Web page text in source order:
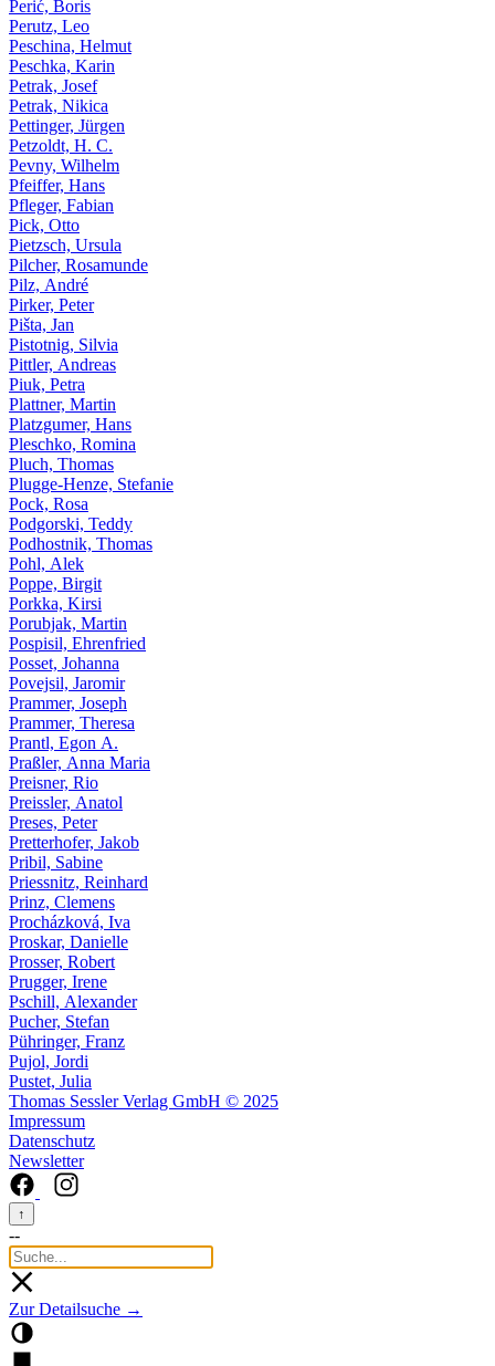
Perić, Boris
Perutz, Leo
Peschina, Helmut
Peschka, Karin
Petrak, Josef
Petrak, Nikica
Pettinger, Jürgen
Petzoldt, H. C.
Pevny, Wilhelm
Pfeiffer, Hans
Pfleger, Fabian
Pick, Otto
Pietzsch, Ursula
Pilcher, Rosamunde
Pilz, André
Pirker, Peter
Pišta, Jan
Pistotnig, Silvia
Pittler, Andreas
Piuk, Petra
Plattner, Martin
Platzgumer, Hans
Pleschko, Romina
Pluch, Thomas
Plugge-Henze, Stefanie
Pock, Rosa
Podgorski, Teddy
Podhostnik, Thomas
Pohl, Alek
Poppe, Birgit
Porkka, Kirsi
Porubjak, Martin
Pospisil, Ehrenfried
Posset, Johanna
Povejsil, Jaromir
Prammer, Joseph
Prammer, Theresa
Prantl, Egon A.
Praßler, Anna Maria
Preisner, Rio
Preissler, Anatol
Preses, Peter
Pretterhofer, Jakob
Pribil, Sabine
Priessnitz, Reinhard
Prinz, Clemens
Procházková, Iva
Proskar, Danielle
Prosser, Robert
Prugger, Irene
Pschill, Alexander
Pucher, Stefan
Pühringer, Franz
Pujol, Jordi
Pustet, Julia
Thomas Sessler Verlag GmbH © 2025
Impressum
Datenschutz
Newsletter
↑
--
Zur Detailsuche →